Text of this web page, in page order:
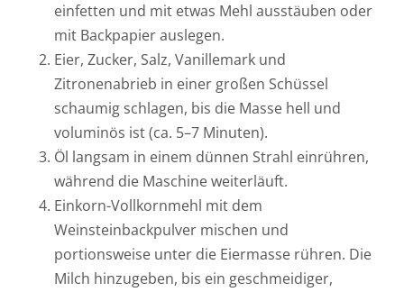
einfetten und mit etwas Mehl ausstäuben oder
mit Backpapier auslegen.
Eier, Zucker, Salz, Vanillemark und
Zitronenabrieb in einer großen Schüssel
schaumig schlagen, bis die Masse hell und
voluminös ist (ca. 5–7 Minuten).
Öl langsam in einem dünnen Strahl einrühren,
während die Maschine weiterläuft.
Einkorn-Vollkornmehl mit dem
Weinsteinbackpulver mischen und
portionsweise unter die Eiermasse rühren. Die
Milch hinzugeben, bis ein geschmeidiger,